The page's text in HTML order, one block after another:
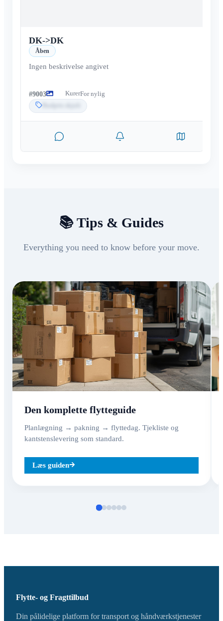
DK->DK
Åben
Ingen beskrivelse angivet
#9003 KurerFor nylig
📚 Tips & Guides
Everything you need to know before your move.
Den komplette flytteguide
Planlægning → pakning → flyttedag. Tjekliste og
kantstenslevering som standard.
Læs guiden
Flytte- og Fragttilbud
Din pålidelige platform for transport og håndværkstjenester